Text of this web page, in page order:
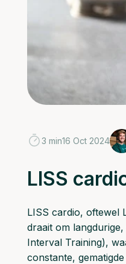
3 min16 Oct 2024
LISS
LISS cardio, oftewel
draait om
Interval Training),
constante,